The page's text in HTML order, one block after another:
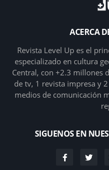
ACERCA
Revista Level Up es el
especializado en cultura
Central, con +2.3 millones
de tv, 1 revista impresa y
medios de comunicación
SIGUENOS EN